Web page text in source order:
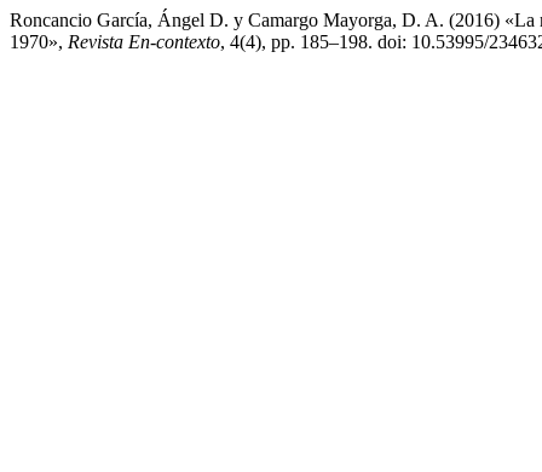
Roncancio García, Ángel D. y Camargo Mayorga, D. A. (2016) «La
1970», Revista En-contexto, 4(4), pp. 185–198. doi: 10.53995/